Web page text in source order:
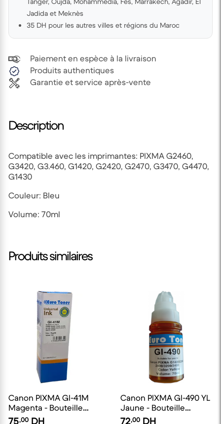
Jadida et Meknès
35 DH pour les autres villes et régions du Maroc
Paiement en espèce à la livraison
Produits authentiques
Garantie et service après-vente
Description
Compatible avec les imprimantes: PIXMA G2460,
G3420, G3.460, G1420, G2420, G2470, G3470, G4470,
G1430
Couleur: Bleu
Volume: 70ml
Produits similaires
Canon PIXMA Gl-41M
Magenta - Bouteille
d'encre compatible
75,00 DH
Canon PIXMA Gl-490 YL
Jaune - Bouteille
d'encre compatible
72,00 DH